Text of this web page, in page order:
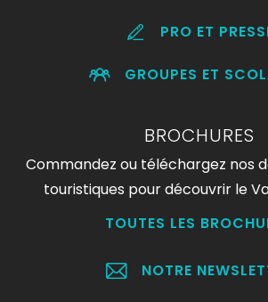
PRO ET
GROUPES ET
BROCHURES
Commandez ou téléchargez nos
touristiques pour découvrir le
TOUTES LES
NOTRE